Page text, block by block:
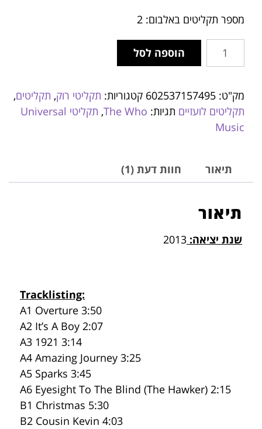
לקוחות
מספר תקליטים באלבום: 2
הוספה לסל
מק"ט: 602537157495 קטגוריות: תקליטי רוק, תקליטים,
תקליטים לועזיים תגיות: The Who
,
תקליטי Universal
Music
תיאור חוות דעת (1)
תיאור
שנת יציאה: 2013
Tracklisting:
A1 Overture 3:50
A2 It’s A Boy 2:07
A3 1921 3:14
A4 Amazing Journey 3:25
A5 Sparks 3:45
A6 Eyesight To The Blind (The Hawker) 2:15
B1 Christmas 5:30
B2 Cousin Kevin 4:03